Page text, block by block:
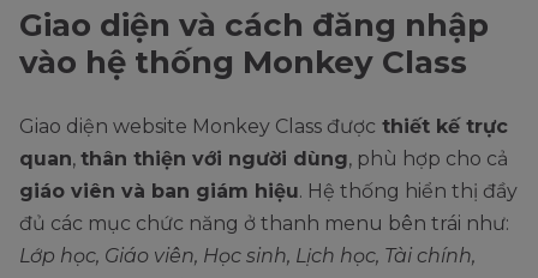
Giao diện và cách đăng nhập
vào hệ thống Monkey Class
Giao diện website Monkey Class được thiết kế trực
quan, thân thiện với người dùng, phù hợp cho cả
giáo viên và ban giám hiệu. Hệ thống hiển thị đầy
đủ các mục chức năng ở thanh menu bên trái như:
Lớp học, Giáo viên, Học sinh, Lịch học, Tài chính,